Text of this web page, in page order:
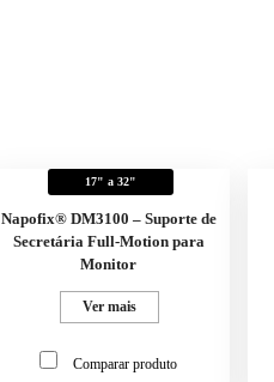
17" a 32"
Napofix® DM3100 – Suporte de
Secretária Full-Motion para
Monitor
Ver mais
Comparar produto